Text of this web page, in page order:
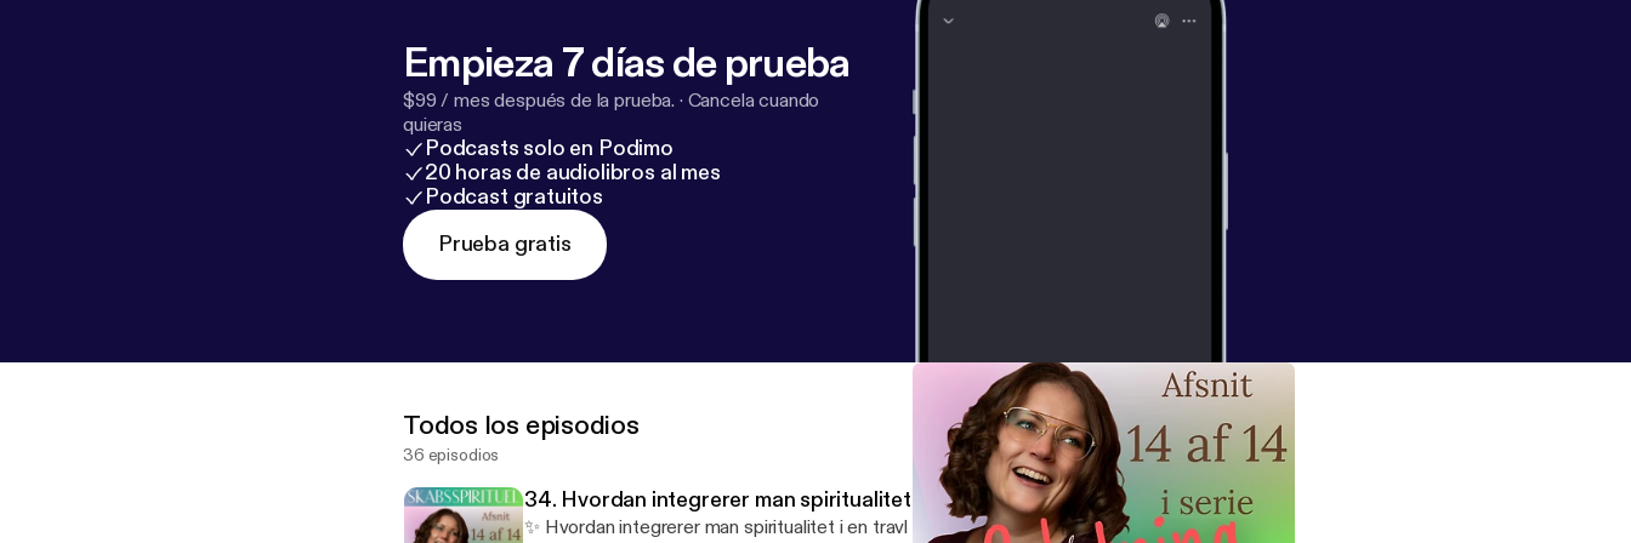
Empieza 7 días de prueba
$99 / mes después de la prueba. · Cancela cuando
quieras
Podcasts solo en Podimo
20 horas de audiolibros al mes
Podcast gratuitos
Prueba gratis
Todos los episodios
36 episodios
34. Hvordan integrerer man spiritualitet i en travl hverdag
✨ Hvordan integrerer man spiritualitet i en travl hverdag? Spiritualitet er ikke kun